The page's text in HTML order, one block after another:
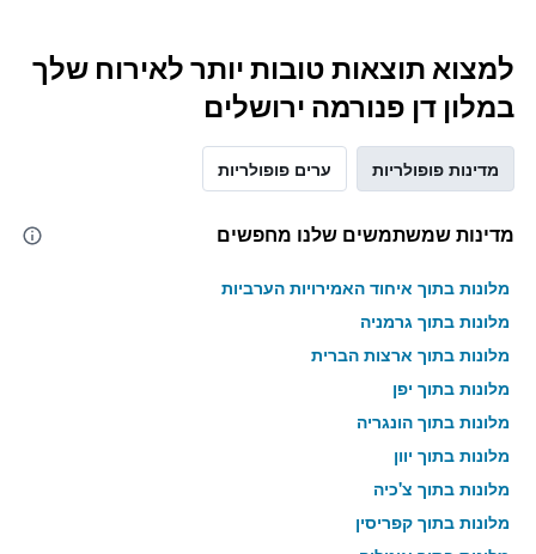
למצוא תוצאות טובות יותר לאירוח שלך
במלון דן פנורמה ירושלים
מדינות פופולריות ערים פופולריות
מדינות שמשתמשים שלנו מחפשים
מלונות בתוך איחוד האמירויות הערביות
מלונות בתוך גרמניה
מלונות בתוך ארצות הברית
מלונות בתוך יפן
מלונות בתוך הונגריה
מלונות בתוך יוון
מלונות בתוך צ'כיה
מלונות בתוך קפריסין